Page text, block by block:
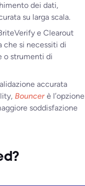
dei dati,
su larga scala.
e Clearout
che si necessiti di
o strumenti di
accurata
Bouncer è l’opzione
soddisfazione